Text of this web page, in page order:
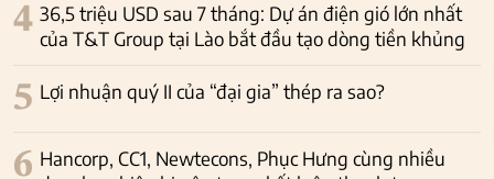
4 36,5 triệu USD sau 7 tháng: Dự án điện gió lớn nhất
của T&T Group tại Lào bắt đầu tạo dòng tiền khủng
5 Lợi nhuận quý II của “đại gia” thép ra sao?
6 Hancorp, CC1, Newtecons, Phục Hưng cùng nhiều